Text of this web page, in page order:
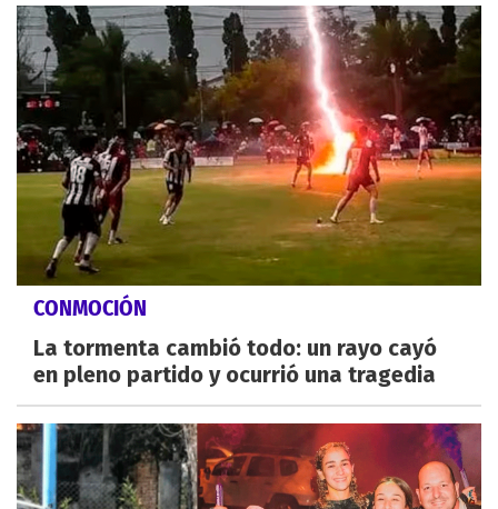
CONMOCIÓN
La tormenta cambió todo: un rayo cayó
en pleno partido y ocurrió una tragedia